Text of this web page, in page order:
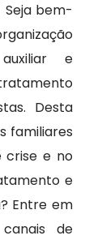
bem-
e
Desta
familiares
crise e no
e
Entre em
de